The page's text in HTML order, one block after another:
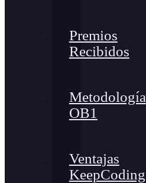
Premios
Recibidos
Metodología
OB1
Ventajas
KeepCoding